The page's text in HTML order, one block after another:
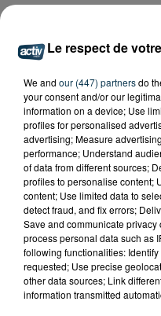
Le respect de
We and our (447) partnersdo
your consent and/or our
information on a device; Use
profiles for personalised
advertising; Measure
performance; Understand
of data from different sources;
profiles to personalise content;
content; Use limited data to
detect fraud, and fix errors;
Save and communicate
process personal data such as
following functionalities:
requested; Use precise
other data sources; Link
information transmitted